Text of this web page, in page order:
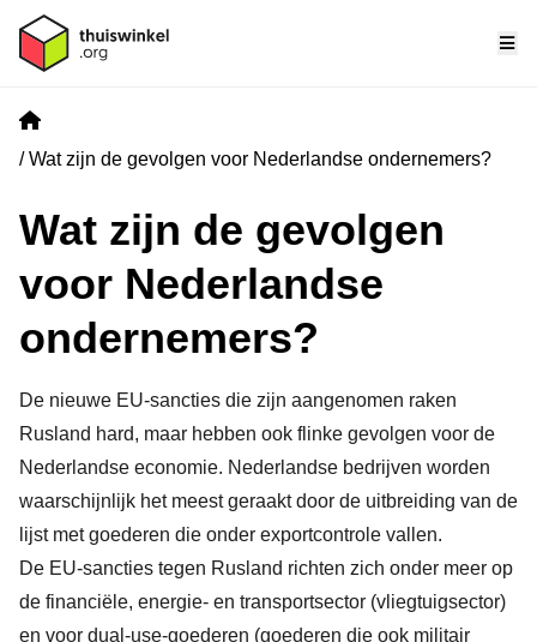
Home
Wat zijn de gevolgen voor Nederlandse ondernemers?
Wat zijn de gevolgen
voor Nederlandse
ondernemers?
De nieuwe EU-sancties die zijn aangenomen raken
Rusland hard, maar hebben ook flinke gevolgen voor de
Nederlandse economie. Nederlandse bedrijven worden
waarschijnlijk het meest geraakt door de uitbreiding van de
lijst met goederen die onder exportcontrole vallen.
De EU-sancties tegen Rusland richten zich onder meer op
de financiële, energie- en transportsector (vliegtuigsector)
en voor dual-use-goederen (goederen die ook militair